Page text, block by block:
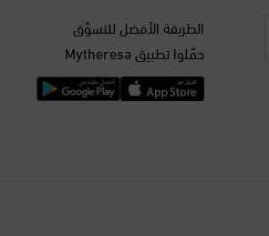
الطريقة الأفضل للتسوّق
حمّلوا تطبيق Mytheresa